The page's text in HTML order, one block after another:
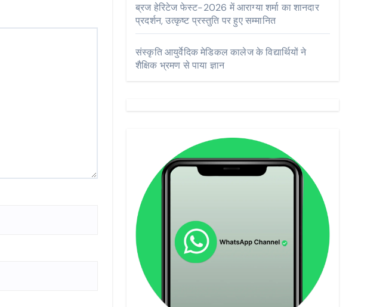
ब्रज हेरिटेज फेस्ट-2026 में आराग्या शर्मा का शानदार
प्रदर्शन, उत्कृष्ट प्रस्तुति पर हुए सम्मानित
संस्कृति आयुर्वेदिक मेडिकल कालेज के विद्यार्थियों ने
शैक्षिक भ्रमण से पाया ज्ञान